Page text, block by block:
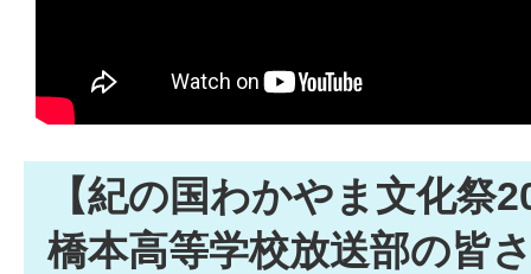
【紀の国わかやま文化祭
橋本高等学校放送部の皆